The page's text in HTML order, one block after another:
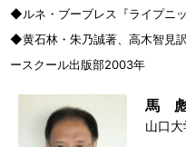
◆ルネ・ブーブレス『ライプニ
◆黄石林・朱乃誠著、高木智見
ースクール出版部2003年
馬
山口